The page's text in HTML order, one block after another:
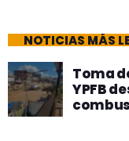
NOTICIAS MÁS
Toma
YPFB